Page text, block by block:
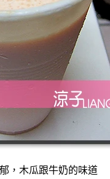
，木瓜跟牛奶的味道